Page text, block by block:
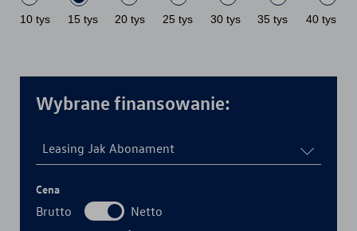
10 tys 15 tys 20 tys 25 tys 30tys 35 tys 40tys
Wybrane finansowanie:
Leasing Jak Abonament
Cena
Brutto Netto